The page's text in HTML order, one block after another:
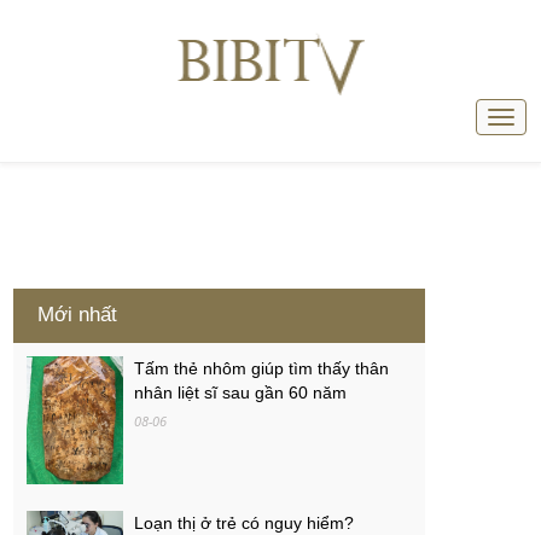
Mới nhất
Tấm thẻ nhôm giúp tìm thấy thân
nhân liệt sĩ sau gần 60 năm
08-06
Loạn thị ở trẻ có nguy hiểm?